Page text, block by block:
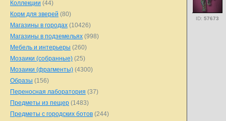
ID: 57673
Коллекции (44)
Корм для зверей (80)
Магазины в городах (10426)
Магазины в подземельях (998)
Мебель и интерьеры (260)
Мозаики (собранные) (25)
Мозаики (фрагменты) (4300)
Образы (156)
Переносная лаборатория (37)
Предметы из пещер (1483)
Предметы с городских ботов (244)